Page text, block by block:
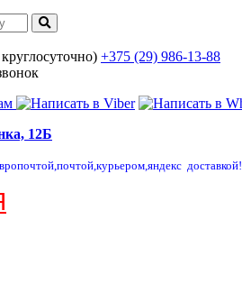
+375 (29) 986-13-88
12Б
почтой,курьером,яндекс доставкой!